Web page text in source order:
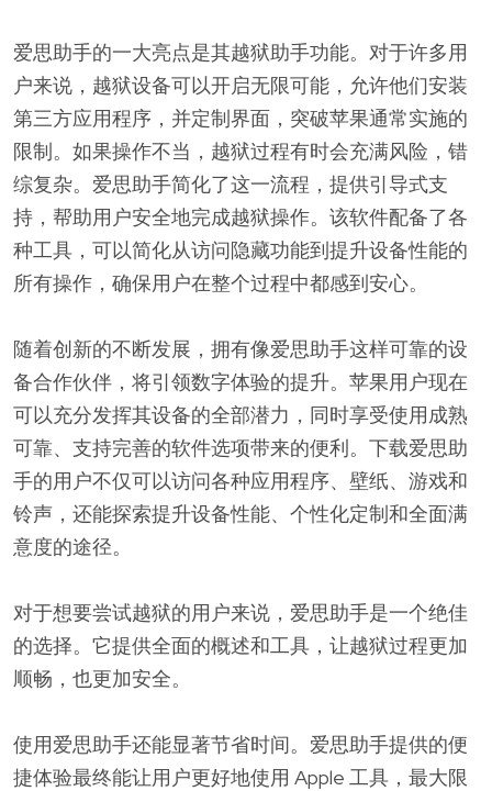
爱思助手的一大亮点是其越狱助手功能。对于许多用
户来说，越狱设备可以开启无限可能，允许他们安装
第三方应用程序，并定制界面，突破苹果通常实施的
限制。如果操作不当，越狱过程有时会充满风险，错
综复杂。爱思助手简化了这一流程，提供引导式支
持，帮助用户安全地完成越狱操作。该软件配备了各
种工具，可以简化从访问隐藏功能到提升设备性能的
所有操作，确保用户在整个过程中都感到安心。
随着创新的不断发展，拥有像爱思助手这样可靠的设
备合作伙伴，将引领数字体验的提升。苹果用户现在
可以充分发挥其设备的全部潜力，同时享受使用成熟
可靠、支持完善的软件选项带来的便利。下载爱思助
手的用户不仅可以访问各种应用程序、壁纸、游戏和
铃声，还能探索提升设备性能、个性化定制和全面满
意度的途径。
对于想要尝试越狱的用户来说，爱思助手是一个绝佳
的选择。它提供全面的概述和工具，让越狱过程更加
顺畅，也更加安全。
使用爱思助手还能显著节省时间。爱思助手提供的便
捷体验最终能让用户更好地使用 Apple 工具，最大限